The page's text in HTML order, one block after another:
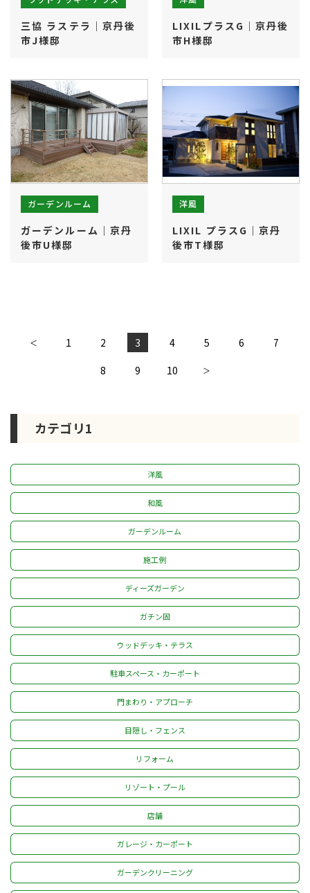
カテゴリ1
洋風
和風
ガーデンルーム
施工例
ディーズガーデン
ガチン固
ウッドデッキ・テラス
駐車スペース・カーポート
門まわり・アプローチ
目隠し・フェンス
リフォーム
リゾート・プール
店舗
ガレージ・カーポート
ガーデンクリーニング
三協 ラステラ｜京丹後
市J様邸
LIXILプラスG｜京丹後
市H様邸
ガーデンルーム
ガーデンルーム｜京丹
後市U様邸
洋風
LIXIL プラスG｜京丹
後市T様邸
＜ 1 2 3 4 5 6
7
8
9 10 ＞